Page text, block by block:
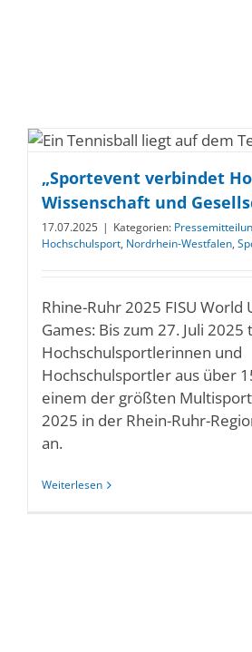
„Sportevent verbindet
Wissenschaft und
17.07.2025 | Kategorien:
Hochschulsport, Nordrhein-Westfalen,
Rhine-Ruhr 2025 FISU World
Games: Bis zum 27. Juli 2025
Hochschulsportlerinnen und
Hochschulsportler aus über
einem der größten
2025 in der Rhein-Ruhr-
an.
Weiterlesen